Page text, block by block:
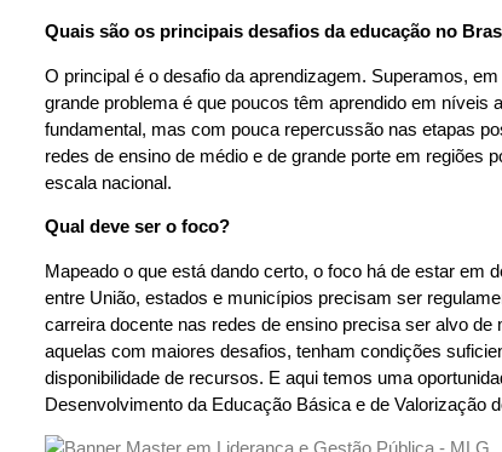
Quais são os principais desafios da educação no
O principal é o desafio da aprendizagem. Superamos,
grande problema é que poucos têm aprendido em
fundamental, mas com pouca repercussão nas etapas
redes de ensino de médio e de grande porte em
escala nacional.
Qual deve ser o foco?
Mapeado o que está dando certo, o foco há de estar em
entre União, estados e municípios precisam ser
carreira docente nas redes de ensino precisa ser alvo
aquelas com maiores desafios, tenham condições
disponibilidade de recursos. E aqui temos uma
Desenvolvimento da Educação Básica e de Valorização